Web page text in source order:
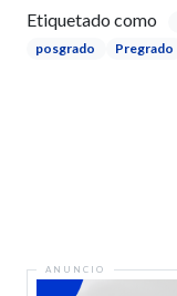
Etiquetado como
posgrado
Pregrado